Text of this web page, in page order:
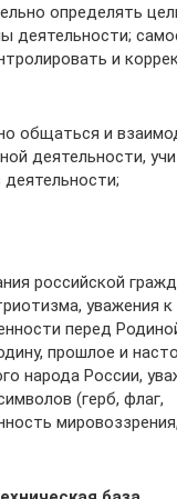
определять
деятельности;
и
общаться и
деятельности,
деятельности;
российской
уважения к
перед
прошлое и
народа России,
(герб, флаг,